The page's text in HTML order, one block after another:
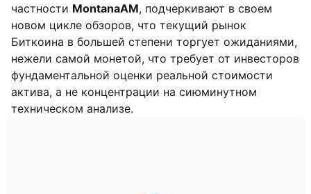
частности MontanaAM, подчеркивают в своем
новом цикле обзоров, что текущий рынок
Биткоина в большей степени торгует ожиданиями,
нежели самой монетой, что требует от инвесторов
фундаментальной оценки реальной стоимости
актива, а не концентрации на сиюминутном
техническом анализе.